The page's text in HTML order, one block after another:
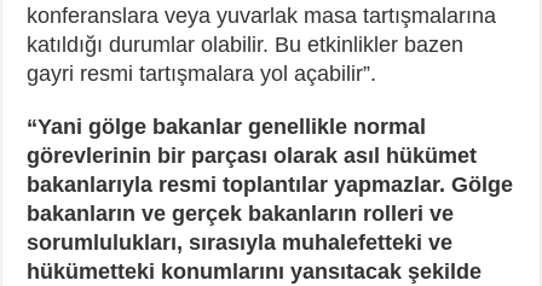
konferanslara veya yuvarlak masa tartışmalarına
katıldığı durumlar olabilir. Bu etkinlikler bazen
gayri resmi tartışmalara yol açabilir”.
“Yani gölge bakanlar genellikle normal
görevlerinin bir parçası olarak asıl hükümet
bakanlarıyla resmi toplantılar yapmazlar. Gölge
bakanların ve gerçek bakanların rolleri ve
sorumlulukları, sırasıyla muhalefetteki ve
hükümetteki konumlarını yansıtacak şekilde